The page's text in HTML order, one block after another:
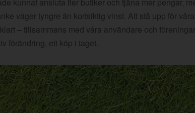
väger tyngre än kortsiktig vinst. Att stå upp för
– tillsammans med våra användare och
förändring, ett köp i taget.